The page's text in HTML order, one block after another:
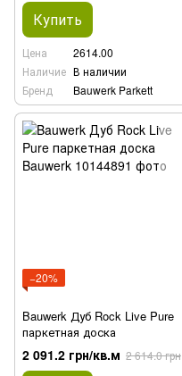
Купить
Цена
2614.00
Наличие В наличии
Бренд
Bauwerk Parkett
−20%
Bauwerk Дуб Rock Live Pure
паркетная доска
2 091.2 грн/кв.м 2 614.0 грн